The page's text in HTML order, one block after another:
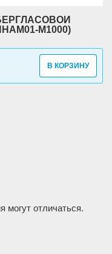
M1000)
В КОРЗИНУ
могут отличаться.